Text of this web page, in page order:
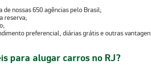
nossas 650 agências pelo Brasil;
reserva;
preferencial, diárias grátis e outras
para alugar carros no RJ?